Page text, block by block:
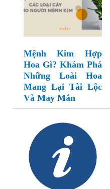
Mệnh Kim Hợp
Hoa Gì? Khám Phá
Những Loài Hoa
Mang Lại Tài Lộc
Và May Mắn